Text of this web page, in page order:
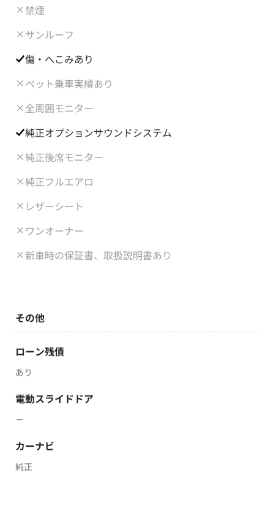
禁煙
サンルーフ
傷・へこみあり
ペット乗車実績あり
全周囲モニター
純正オプションサウンドシステム
純正後席モニター
純正フルエアロ
レザーシート
ワンオーナー
新車時の保証書、取扱説明書あり
その他
ローン残債
あり
電動スライドドア
－
カーナビ
純正